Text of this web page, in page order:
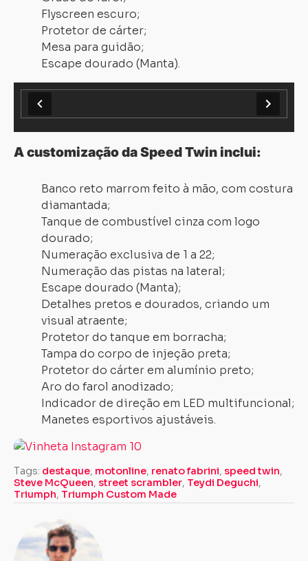
Flyscreen escuro;
Protetor de cárter;
Mesa para guidão;
Escape dourado (Manta).
A customização da Speed Twin inclui:
Banco reto marrom feito à mão, com costura
diamantada;
Tanque de combustível cinza com logo
dourado;
Numeração exclusiva de 1 a 22;
Numeração das pistas na lateral;
Escape dourado (Manta);
Detalhes pretos e dourados, criando um
visual atraente;
Protetor do tanque em borracha;
Tampa do corpo de injeção preta;
Protetor do cárter em alumínio preto;
Aro do farol anodizado;
Indicador de direção em LED multifuncional;
Manetes esportivos ajustáveis.
Tags: destaque, motonline, renato fabrini, speed twin,
Steve McQueen, street scrambler, Teydi Deguchi,
Triumph, Triumph Custom Made
Carregando...
Carregando...